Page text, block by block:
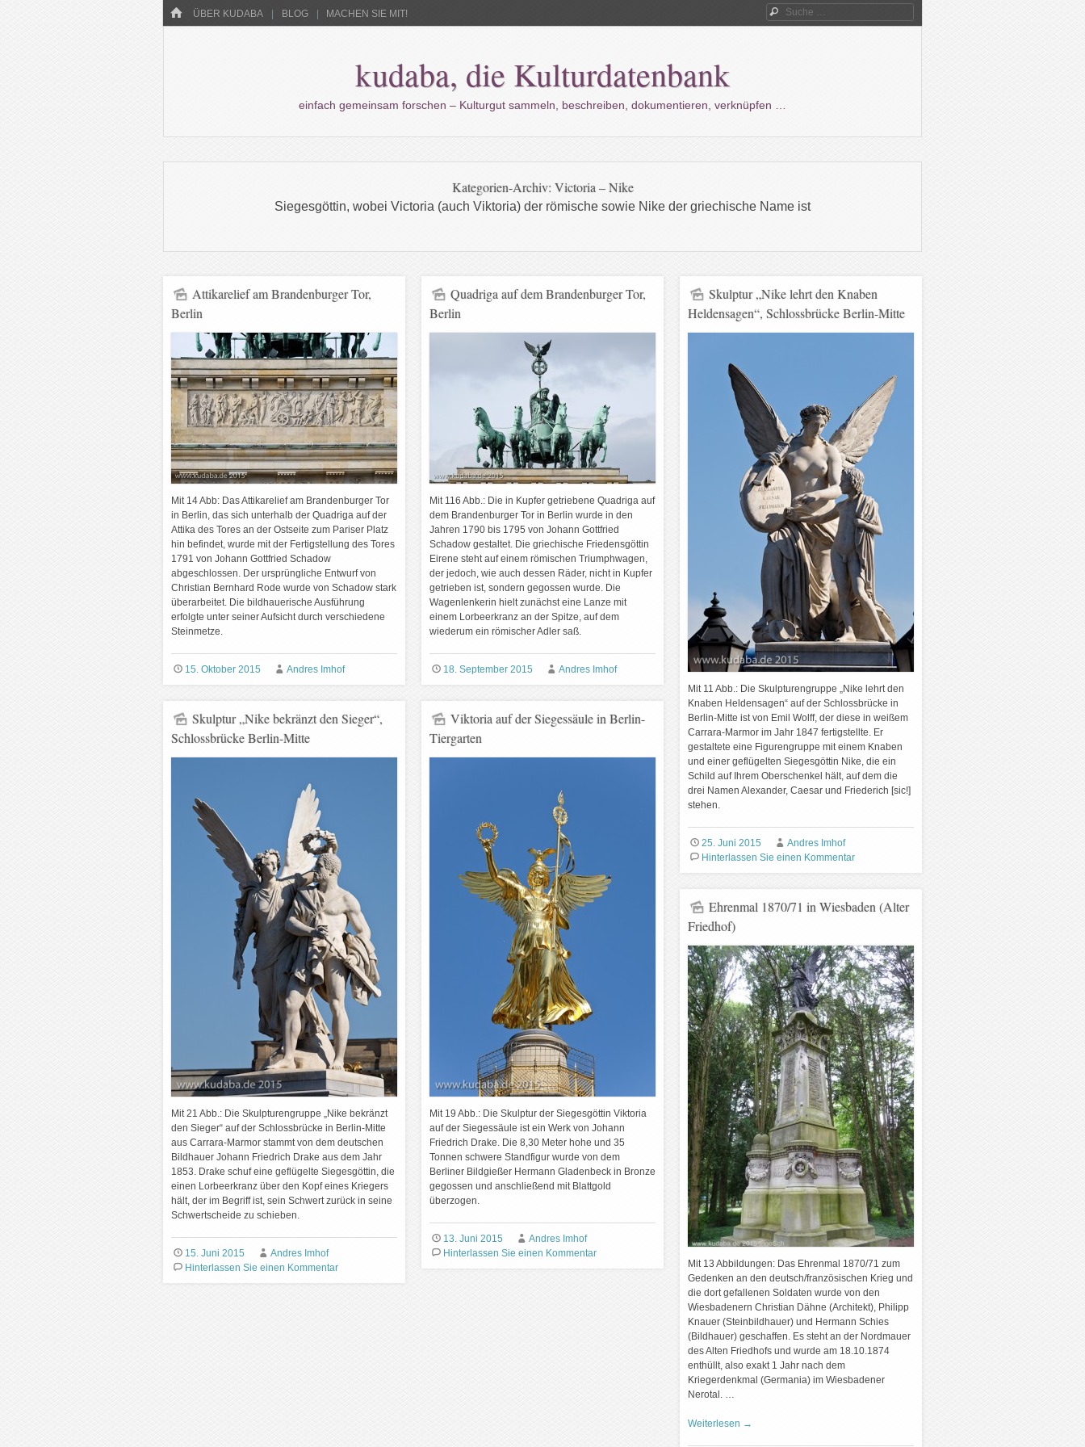
HOME
Menü
WECHSELN SIE ZUM INHALT
ÜBER KUDABA BLOG MACHEN SIE MIT! Suche
kudaba, die Kulturdatenbank
einfach gemeinsam forschen – Kulturgut sammeln, beschreiben, dokumentieren, verknüpfen …
Kategorien-Archiv: Victoria – Nike
Siegesgöttin, wobei Victoria (auch Viktoria) der römische sowie Nike der griechische Name ist
Attikarelief am Brandenburger Tor,
Berlin
Mit 14 Abb: Das Attikarelief am Brandenburger Tor
in Berlin, das sich unterhalb der Quadriga auf der
Attika des Tores an der Ostseite zum Pariser Platz
hin befindet, wurde mit der Fertigstellung des Tores
1791 von Johann Gottfried Schadow
abgeschlossen. Der ursprüngliche Entwurf von
Christian Bernhard Rode wurde von Schadow stark
überarbeitet. Die bildhauerische Ausführung
erfolgte unter seiner Aufsicht durch verschiedene
Steinmetze.
15. Oktober 2015 Andres Imhof
Quadriga auf dem Brandenburger Tor,
Berlin
Mit 116 Abb.: Die in Kupfer getriebene Quadriga auf
dem Brandenburger Tor in Berlin wurde in den
Jahren 1790 bis 1795 von Johann Gottfried
Schadow gestaltet. Die griechische Friedensgöttin
Eirene steht auf einem römischen Triumphwagen,
der jedoch, wie auch dessen Räder, nicht in Kupfer
getrieben ist, sondern gegossen wurde. Die
Wagenlenkerin hielt zunächst eine Lanze mit
einem Lorbeerkranz an der Spitze, auf dem
wiederum ein römischer Adler saß.
18. September 2015 Andres Imhof
Skulptur „Nike lehrt den Knaben
Heldensagen“, Schlossbrücke Berlin-Mitte
Mit 11 Abb.: Die Skulpturengruppe „Nike lehrt den
Knaben Heldensagen“ auf der Schlossbrücke in
Berlin-Mitte ist von Emil Wolff, der diese in weißem
Carrara-Marmor im Jahr 1847 fertigstellte. Er
gestaltete eine Figurengruppe mit einem Knaben
und einer geflügelten Siegesgöttin Nike, die ein
Schild auf Ihrem Oberschenkel hält, auf dem die
drei Namen Alexander, Caesar und Friederich [sic!]
stehen.
25. Juni 2015
Andres Imhof
Hinterlassen Sie einen Kommentar
Skulptur „Nike bekränzt den Sieger“,
Schlossbrücke Berlin-Mitte
Mit 21 Abb.: Die Skulpturengruppe „Nike bekränzt
den Sieger“ auf der Schlossbrücke in Berlin-Mitte
aus Carrara-Marmor stammt von dem deutschen
Bildhauer Johann Friedrich Drake aus dem Jahr
1853. Drake schuf eine geflügelte Siegesgöttin, die
einen Lorbeerkranz über den Kopf eines Kriegers
hält, der im Begriff ist, sein Schwert zurück in seine
Schwertscheide zu schieben.
15. Juni 2015
Andres Imhof
Hinterlassen Sie einen Kommentar
Viktoria auf der Siegessäule in Berlin-
Tiergarten
Mit 19 Abb.: Die Skulptur der Siegesgöttin Viktoria
auf der Siegessäule ist ein Werk von Johann
Friedrich Drake. Die 8,30 Meter hohe und 35
Tonnen schwere Standfigur wurde von dem
Berliner Bildgießer Hermann Gladenbeck in Bronze
gegossen und anschließend mit Blattgold
überzogen.
13. Juni 2015
Andres Imhof
Hinterlassen Sie einen Kommentar
Ehrenmal 1870/71 in Wiesbaden (Alter
Friedhof)
Mit 13 Abbildungen: Das Ehrenmal 1870/71 zum
Gedenken an den deutsch/französischen Krieg und
die dort gefallenen Soldaten wurde von den
Wiesbadenern Christian Dähne (Architekt), Philipp
Knauer (Steinbildhauer) und Hermann Schies
(Bildhauer) geschaffen. Es steht an der Nordmauer
des Alten Friedhofs und wurde am 18.10.1874
enthüllt, also exakt 1 Jahr nach dem
Kriegerdenkmal (Germania) im Wiesbadener
Nerotal. …
Weiterlesen →